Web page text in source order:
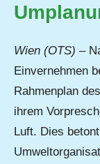
Wien (OTS) –
Einvernehmen
Rahmenplan
ihrem
Luft. Dies